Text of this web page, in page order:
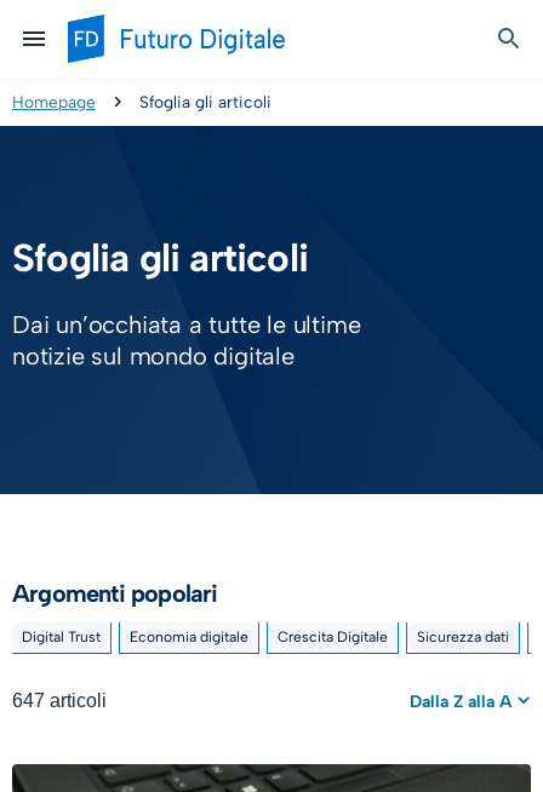
Homepage Sfoglia gli articoli
Sfoglia gli articoli
Dai un’occhiata a tutte le ultime
notizie sul mondo digitale
Argomenti popolari
Digital Trust Economia digitale Crescita Digitale Sicurezza dati
647 articoli Dalla Z alla A